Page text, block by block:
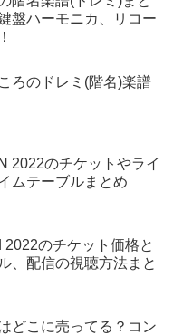
盤ハーモニカ、リコー
ろのドレミ(階名)楽譜
2022のチケットやライ
ムテーブルまとめ
2022のチケット価格と
、配信の視聴方法まと
どこに売ってる？コン